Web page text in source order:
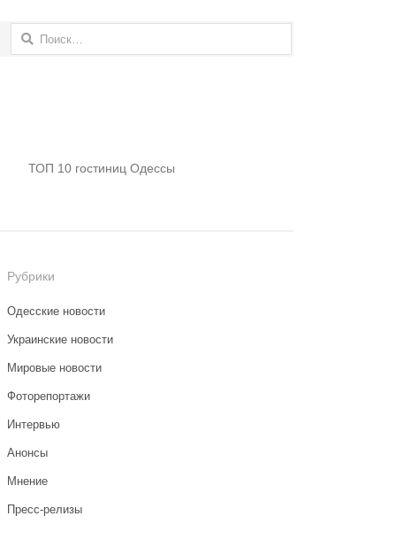
Найти:
ТОП 10 гостиниц Одессы
Рубрики
Одесские новости
Украинские новости
Мировые новости
Фоторепортажи
Интервью
Анонсы
Мнение
Пресс-релизы